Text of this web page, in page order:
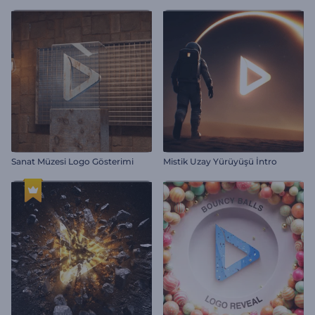
Sanat Müzesi Logo Gösterimi Mistik Uzay Yürüyüşü İntro